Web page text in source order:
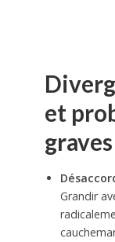
et
graves
Grandir